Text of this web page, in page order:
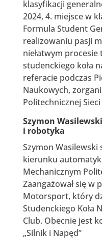
klasyfikacji
2024, 4. miejsce w
Formula Student
realizowaniu pasji
niełatwym
studenckiego koła
referacie podczas
Naukowych,
Politechnicznej
Szymon
i robotyka
Szymon
kierunku
Mechanicznym
Zaangażował się w
Motorsport, który
Studenckiego Koła
Club. Obecnie jest
„Silnik i Napęd”